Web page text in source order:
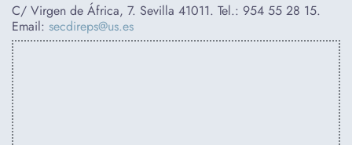
C/ Virgen de África, 7. Sevilla 41011. Tel.: 954 55 28 15.
Email: secdireps@us.es